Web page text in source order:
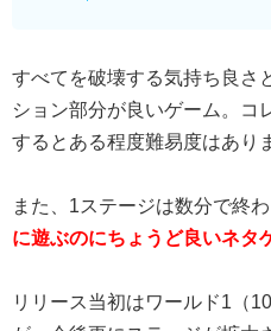
すべてを破壊する気持ち良さ
ション部分が良いゲーム。コ
するとある程度難易度はあり
また、1ステージは数分で終
に遊ぶのにちょうど良いネタ
リリース当初はワールド1（